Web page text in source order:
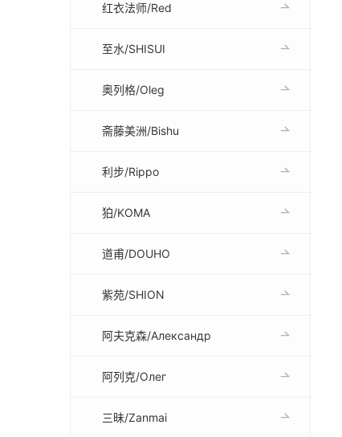
红衣法师/Red
至水/SHISUI
奥列格/Oleg
斋藤美洲/Bishu
利步/Rippo
狛/KOMA
道甫/DOUHO
紫苑/SHION
阿夫克森/Александр
阿列克/Олег
三昧/Zanmai